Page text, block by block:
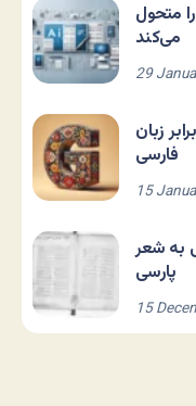
متحول
می‌کند
29
زبان
فارسی
15
به شعر
پارسی
15